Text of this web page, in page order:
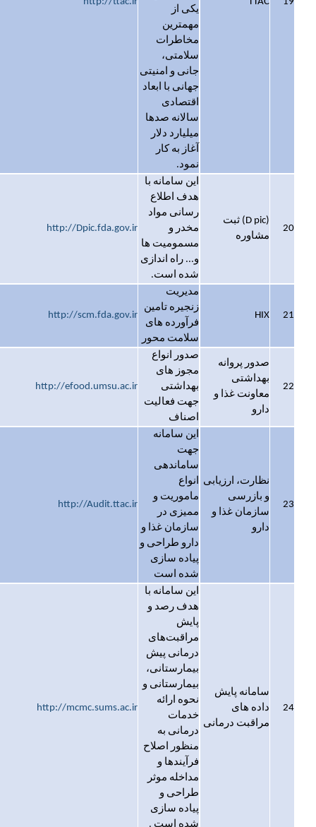
یکی از
مهمترین
مخاطرات
سلامتی،
جانی و امنیتی
جهانی با ابعاد
اقتصادی
سالانه صدها
میلیارد دلار
آغاز به کار
نمود.
20
(D pic) ثبت
مشاوره
این سامانه با
هدف اطلاع
رسانی مواد
مخدر و
مسمومیت ها
و... راه اندازی
شده است.
http://Dpic.fda.gov.ir
21
HIX
مدیریت
زنجیره تامین
فرآورده های
سلامت محور
http://scm.fda.gov.ir
22
صدور پروانه
بهداشتی
معاونت غذا و
دارو
صدور انواع
مجوز های
بهداشتی
جهت فعالیت
اصناف
http://efood.umsu.ac.ir
23
نظارت، ارزیابی
و بازرسی
سازمان غذا و
دارو
این سامانه
جهت
ساماندهی
انواع
ماموریت و
ممیزی در
سازمان غذا و
دارو طراحی و
پیاده سازی
شده است
http://Audit.ttac.ir
24
سامانه پایش
داده های
مراقبت درمانی
این سامانه با
هدف رصد و
پایش
مراقبت‌های
درمانی پیش
بیمارستانی،
بیمارستانی و
نحوه ارائه
خدمات
درمانی به
منظور اصلاح
فرآیندها و
مداخله موثر
طراحی و
پیاده سازی
شده است .
http://mcmc.sums.ac.ir